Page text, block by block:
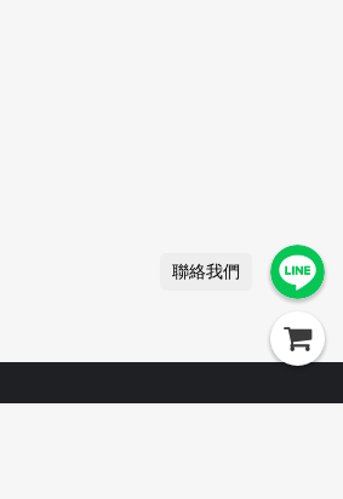
聯絡我們